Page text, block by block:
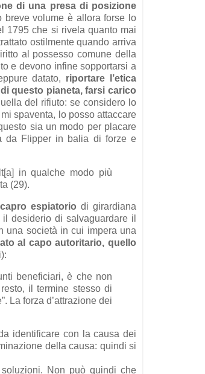
di una presa di posizione
breve volume è allora forse lo
1795 che si rivela quanto mai
ostilmente quando arriva
al possesso comune della
e devono infine sopportarsi a
datato, riportare l’etica
questo pianeta, farsi carico
del rifiuto: se considero lo
spaventa, lo posso attaccare
sia un modo per placare
da Flipper in balia di forze e
in qualche modo più
(29).
espiatorio di girardiana
desiderio di salvaguardare il
una società in cui impera una
al capo autoritario, quello
beneficiari, è che non
il termine stesso di
La forza d’attrazione dei
identificare con la causa dei
della causa: quindi si
Non può quindi che